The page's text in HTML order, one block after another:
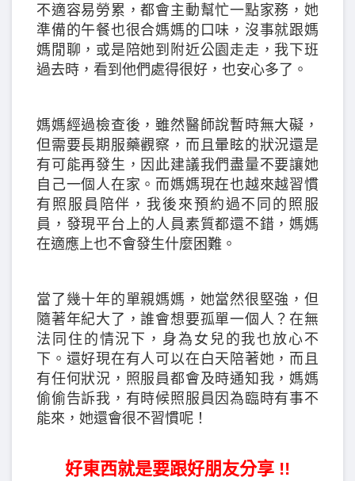
不適容易勞累，都會主動幫忙一點家務，她
準備的午餐也很合媽媽的口味，沒事就跟媽
媽閒聊，或是陪她到附近公園走走，我下班
過去時，看到他們處得很好，也安心多了。
媽媽經過檢查後，雖然醫師說暫時無大礙，
但需要長期服藥觀察，而且暈眩的狀況還是
有可能再發生，因此建議我們盡量不要讓她
自己一個人在家。而媽媽現在也越來越習慣
有照服員陪伴，我後來預約過不同的照服
員，發現平台上的人員素質都還不錯，媽媽
在適應上也不會發生什麼困難。
當了幾十年的單親媽媽，她當然很堅強，但
隨著年紀大了，誰會想要孤單一個人？在無
法同住的情況下，身為女兒的我也放心不
下。還好現在有人可以在白天陪著她，而且
有任何狀況，照服員都會及時通知我，媽媽
偷偷告訴我，有時候照服員因為臨時有事不
能來，她還會很不習慣呢！
好東西就是要跟好朋友分享 !!